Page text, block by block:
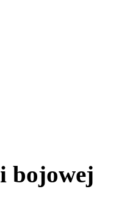
bojowej